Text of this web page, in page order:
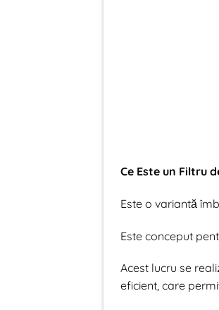
Ce Este un Filtru
Este o variantă
Este conceput
Acest lucru se
eficient, care